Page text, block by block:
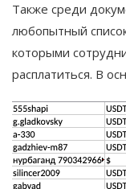
Также среди
любопытный
которыми
расплатиться. В